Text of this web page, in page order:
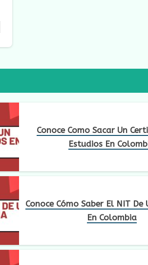
Conoce Como Sacar Un
Estudios En
Conoce Cómo Saber El NIT De
En Colombia